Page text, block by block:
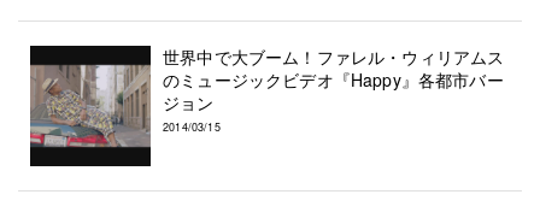
世界中で大ブーム！ファレル・ウィリアムス
のミュージックビデオ『Happy』各都市バー
ジョン
2014/03/15